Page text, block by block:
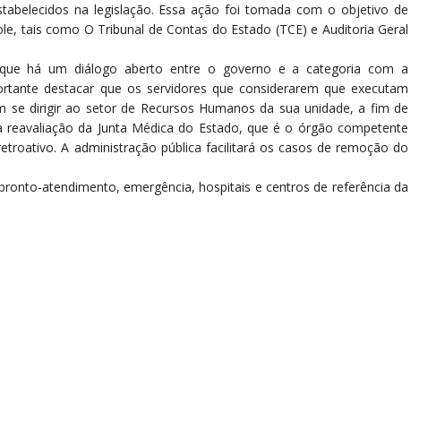
na legislação. Essa ação foi tomada com o objetivo de
tais como O Tribunal de Contas do Estado (TCE) e Auditoria Geral
há um diálogo aberto entre o governo e a categoria com a
destacar que os servidores que considerarem que executam
se dirigir ao setor de Recursos Humanos da sua unidade, a fim de
da Junta Médica do Estado, que é o órgão competente
A administração pública facilitará os casos de remoção do
atendimento, emergência, hospitais e centros de referência da